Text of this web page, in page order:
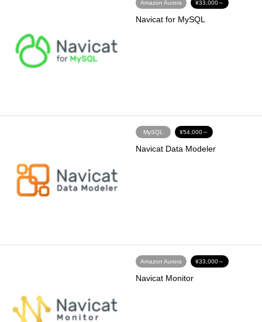
Amazon Aurora ¥33,000～
Navicat for MySQL
MySQL ¥54,000～
Navicat Data Modeler
Amazon Aurora ¥33,000～
Navicat Monitor